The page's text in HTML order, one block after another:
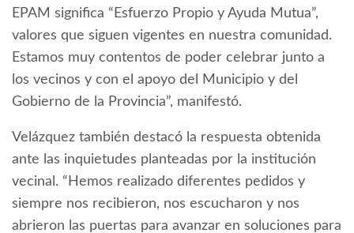
EPAM significa “Esfuerzo Propio y Ayuda Mutua”,
valores que siguen vigentes en nuestra comunidad.
Estamos muy contentos de poder celebrar junto a
los vecinos y con el apoyo del Municipio y del
Gobierno de la Provincia”, manifestó.
Velázquez también destacó la respuesta obtenida
ante las inquietudes planteadas por la institución
vecinal. “Hemos realizado diferentes pedidos y
siempre nos recibieron, nos escucharon y nos
abrieron las puertas para avanzar en soluciones para